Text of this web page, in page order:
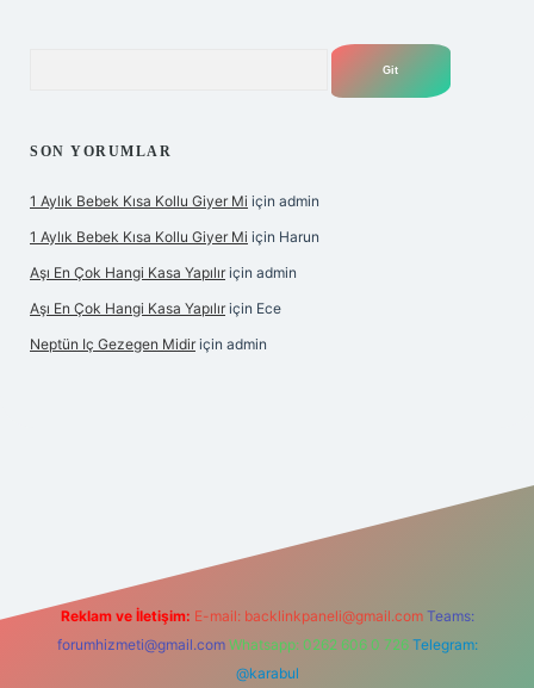
SON YORUMLAR
1 Aylık Bebek Kısa Kollu Giyer Mi için admin
1 Aylık Bebek Kısa Kollu Giyer Mi için Harun
Aşı En Çok Hangi Kasa Yapılır için admin
Aşı En Çok Hangi Kasa Yapılır için Ece
Neptün Iç Gezegen Midir için admin
elexbet en iyi bahis sitesi
Reklam ve İletişim: E-mail: backlinkpaneli@gmail.com Teams:
forumhizmeti@gmail.com Whatsapp: 0262 606 0 726 Telegram:
@karabul